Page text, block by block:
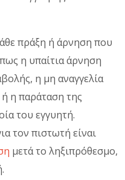
πράξη ή άρνηση που
η υπαίτια άρνηση
η μη αναγγελία
η παράταση της
του εγγυητή.
τον πιστωτή είναι
μετά το ληξιπρόθεσμο,